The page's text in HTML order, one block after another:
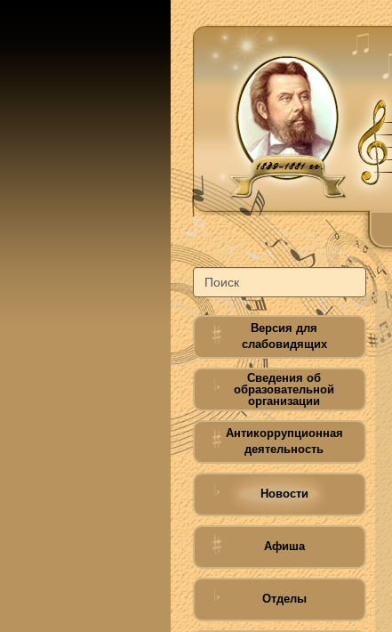
Версия для
слабовидящих
Сведения об
образовательной
организации
Антикоррупционная
деятельность
Новости
Афиша
Отделы